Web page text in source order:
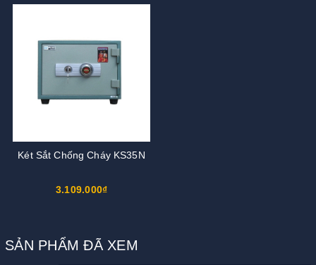
Két Sắt Chống Cháy KS35N
3.109.000₫
SẢN PHẨM ĐÃ XEM